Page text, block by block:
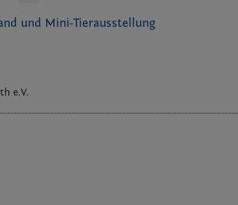
und Mini-Tierausstellung
e.V.